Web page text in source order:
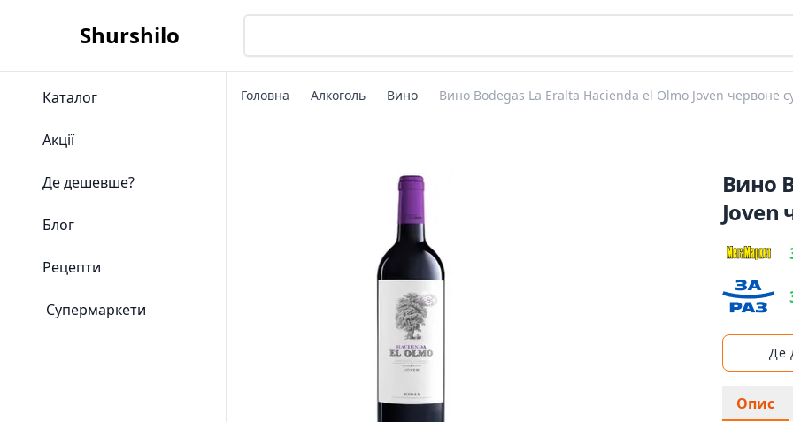
Shurshilo
Каталог
Акції
Де дешевше?
Блог
Рецепти
Супермаркети
Головна Алкоголь Вино Вино Bodegas La Eralta Hacienda el Olmo Joven червоне
Вино
Joven
Де
Опис